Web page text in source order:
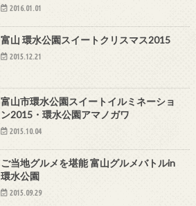
2016.01.01
富山 環水公園スイートクリスマス2015
2015.12.21
富山市環水公園スイートイルミネーショ
ン2015・環水公園アマノガワ
2015.10.04
ご当地グルメを堪能 富山グルメバトルin
環水公園
2015.09.29